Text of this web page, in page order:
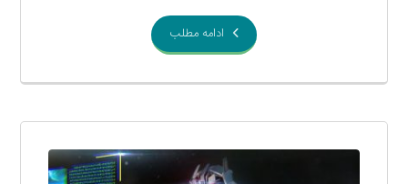
ادامه مطلب